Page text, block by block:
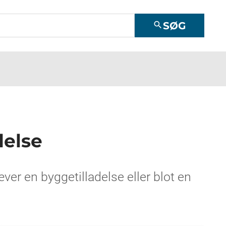
searchSØG
en byggetilladelse eller blot en